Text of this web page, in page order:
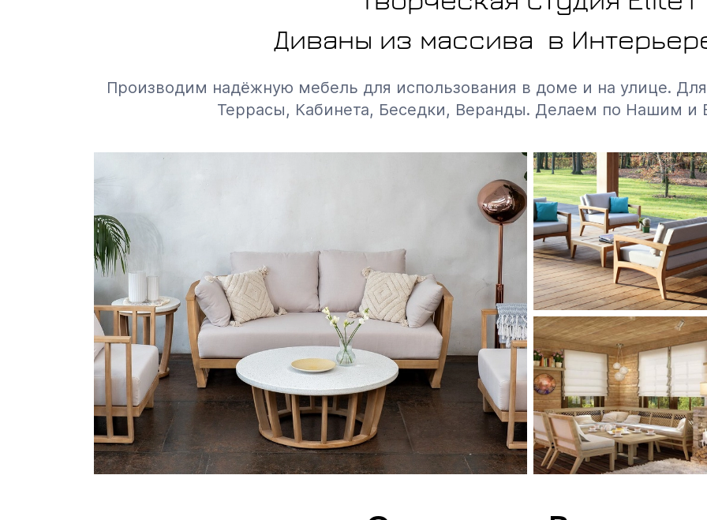
Диваны из массива в
Производим надёжную мебель для использования в доме и на улице.
Террасы, Кабинета, Беседки, Веранды. Делаем по Нашим и